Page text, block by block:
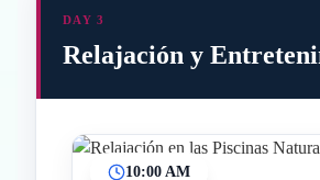
DAY 3
Relajación y
10:00 AM